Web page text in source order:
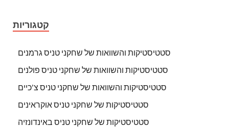
קטגוריות
סטטיסטיקות והשוואות של שחקני טניס גרמנים
סטטיסטיקות והשוואות של שחקני טניס פולנים
סטטיסטיקות והשוואות של שחקני טניס צ'כיים
סטטיסטיקות של שחקני טניס אוקראינים
סטטיסטיקות של שחקני טניס באינדונזיה